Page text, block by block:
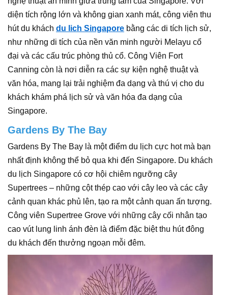
diện tích rộng lớn và không gian xanh mát, công viên thu
hút du khách du lich Singapore bằng các di tích lịch sử,
như những di tích của nền văn minh người Melayu cổ
đại và các cấu trúc phòng thủ cổ. Công Viên Fort
Canning còn là nơi diễn ra các sự kiện nghệ thuật và
văn hóa, mang lại trải nghiệm đa dạng và thú vị cho du
khách khám phá lịch sử và văn hóa đa dạng của
Singapore.
Gardens By The Bay
Gardens By The Bay là một điểm du lịch cực hot mà bạn
nhất định không thể bỏ qua khi đến Singapore. Du khách
du lịch Singapore có cơ hội chiêm ngưỡng cây
Supertrees – những cột thép cao với cây leo và các cây
cảnh quan khác phủ lên, tạo ra một cảnh quan ấn tượng.
Công viên Supertree Grove với những cây cối nhân tạo
cao vút lung linh ánh đèn là điểm đặc biệt thu hút đông
du khách đến thưởng ngoạn mỗi đêm.